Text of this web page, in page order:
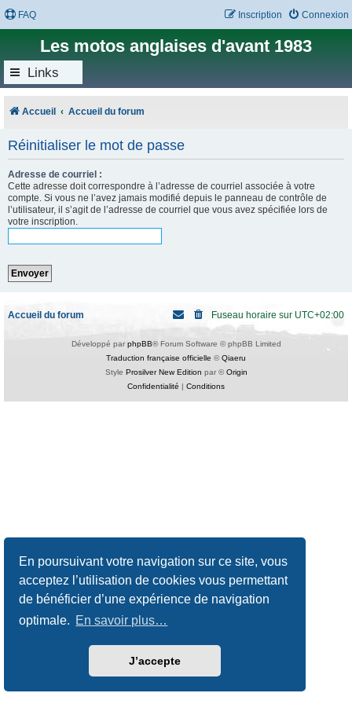
En poursuivant votre navigation sur ce site, vous
acceptez l’utilisation de cookies vous permettant
de bénéficier d’une expérience de navigation
optimale. En savoir plus…
J’accepte
FAQ Connexion
Inscription
Les motos anglaises d'avant 1983
Links
Accueil Accueil du forum
Réinitialiser le mot de passe
Adresse de courriel :
Cette adresse doit correspondre à l’adresse de courriel associée à votre
compte. Si vous ne l’avez jamais modifié depuis le panneau de contrôle de
l’utilisateur, il s’agit de l’adresse de courriel que vous avez spécifiée lors de
votre inscription.
Accueil du forum Fuseau horaire sur UTC+02:00
Développé par phpBB® Forum Software © phpBB Limited
Traduction française officielle ©Qiaeru
Style Prosilver New Edition par ©Origin
Confidentialité
Conditions